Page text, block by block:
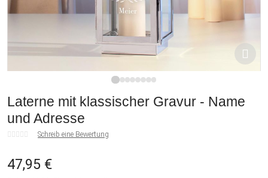
Laterne mit klassischer Gravur - Name
und Adresse
Schreib eine Bewertung
47,95 €